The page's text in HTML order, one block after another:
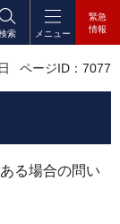
索
メニュー
緊急
情報
ページID：7077
る場合の問い